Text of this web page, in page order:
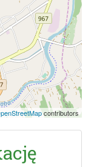
contributors